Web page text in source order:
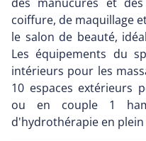
coiffure, de maquillage
le salon de beauté,
Les équipements du
intérieurs pour les
10 espaces extérieurs
ou en couple 1
d'hydrothérapie en plein